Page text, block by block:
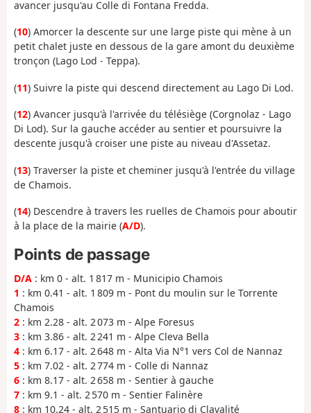
avancer jusqu'au Colle di Fontana Fredda.
(10) Amorcer la descente sur une large piste qui mène à un
petit chalet juste en dessous de la gare amont du deuxième
tronçon (Lago Lod - Teppa).
(11) Suivre la piste qui descend directement au Lago Di Lod.
(12) Avancer jusqu'à l'arrivée du télésiège (Corgnolaz - Lago
Di Lod). Sur la gauche accéder au sentier et poursuivre la
descente jusqu'à croiser une piste au niveau d'Assetaz.
(13) Traverser la piste et cheminer jusqu'à l'entrée du village
de Chamois.
(14) Descendre à travers les ruelles de Chamois pour aboutir
à la place de la mairie (A/D).
Points de passage
D/A : km 0 - alt. 1 817 m - Municipio Chamois
1 : km 0.41 - alt. 1 809 m - Pont du moulin sur le Torrente
Chamois
2 : km 2.28 - alt. 2 073 m - Alpe Foresus
3 : km 3.86 - alt. 2 241 m - Alpe Cleva Bella
4 : km 6.17 - alt. 2 648 m - Alta Via N°1 vers Col de Nannaz
5 : km 7.02 - alt. 2 774 m - Colle di Nannaz
6 : km 8.17 - alt. 2 658 m - Sentier à gauche
7 : km 9.1 - alt. 2 570 m - Sentier Falinère
8 : km 10.24 - alt. 2 515 m - Santuario di Clavalité